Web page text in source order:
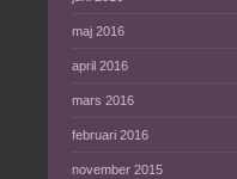
maj 2016
april 2016
mars 2016
februari 2016
november 2015